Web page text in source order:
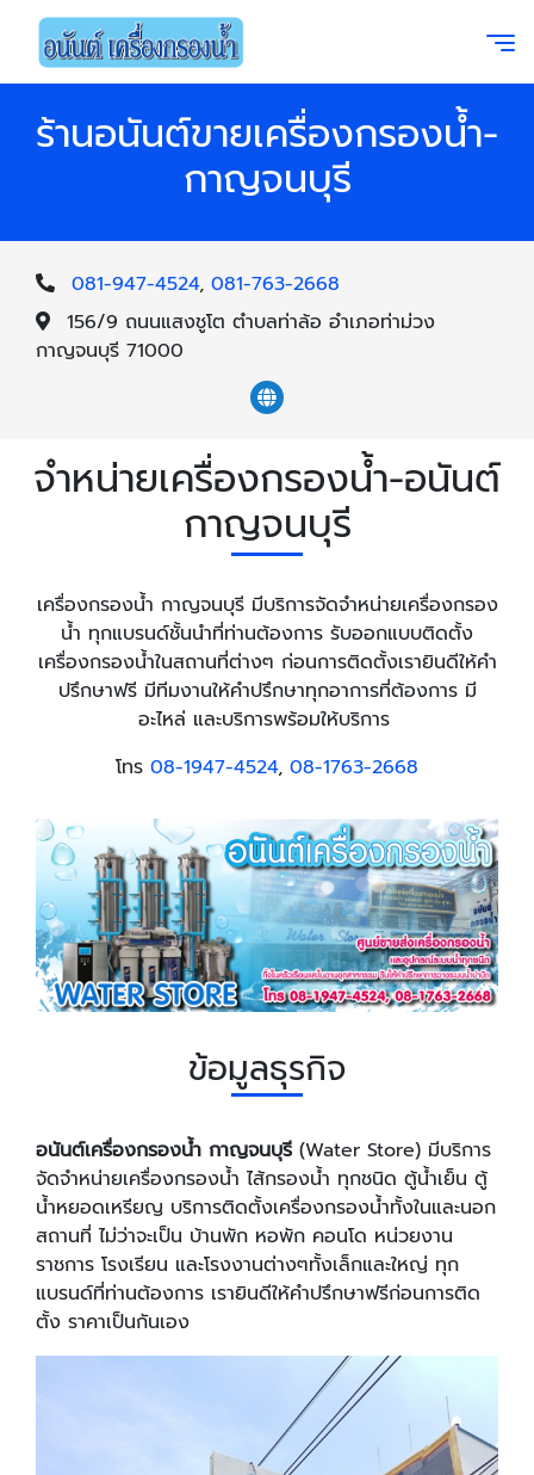
ร้านอนันต์ขายเครื่องกรองน้ำ-
กาญจนบุรี
081-947-4524, 081-763-2668
156/9 ถนนแสงชูโต ตำบลท่าล้อ อำเภอท่าม่วง
กาญจนบุรี 71000
จำหน่ายเครื่องกรองน้ำ-อนันต์
กาญจนบุรี
เครื่องกรองน้ำ กาญจนบุรี มีบริการจัดจำหน่ายเครื่องกรอง
น้ำ ทุกแบรนด์ชั้นนำที่ท่านต้องการ รับออกแบบติดตั้ง
เครื่องกรองน้ำในสถานที่ต่างๆ ก่อนการติดตั้งเรายินดีให้คำ
ปรึกษาฟรี มีทีมงานให้คำปรึกษาทุกอาการที่ต้องการ มี
อะไหล่ และบริการพร้อมให้บริการ
โทร 08-1947-4524, 08-1763-2668
ข้อมูลธุรกิจ
อนันต์เครื่องกรองน้ำ กาญจนบุรี (Water Store) มีบริการ
จัดจำหน่ายเครื่องกรองน้ำ ไส้กรองน้ำ ทุกชนิด ตู้น้ำเย็น ตู้
น้ำหยอดเหรียญ บริการติดตั้งเครื่องกรองน้ำทั้งในและนอก
สถานที่ ไม่ว่าจะเป็น บ้านพัก หอพัก คอนโด หน่วยงาน
ราชการ โรงเรียน และโรงงานต่างๆทั้งเล็กและใหญ่ ทุก
แบรนด์ที่ท่านต้องการ เรายินดีให้คำปรึกษาฟรีก่อนการติด
ตั้ง ราคาเป็นกันเอง